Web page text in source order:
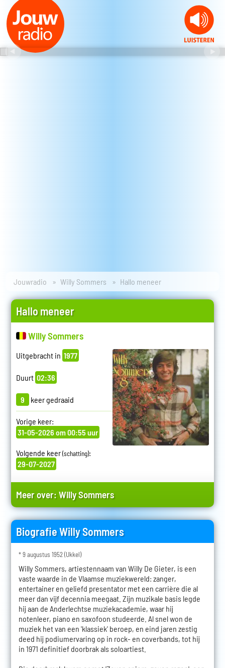
Jouwradio Willy Sommers Hallo meneer
Hallo meneer
Willy Sommers
Uitgebracht in 1977
Duurt 02:36
9 keer gedraaid
Vorige keer:
31-05-2026 om 00:55 uur
Volgende keer(schatting):
29-07-2027
Meer over:Willy Sommers
Biografie Willy Sommers
* 9 augustus 1952 (Ukkel)
Willy Sommers, artiestennaam van Willy De Gieter, is een
vaste waarde in de Vlaamse muziekwereld: zanger,
entertainer en geliefd presentator met een carrière die al
meer dan vijf decennia meegaat. Zijn muzikale basis legde
hij aan de Anderlechtse muziekacademie, waar hij
notenleer, piano en saxofoon studeerde. Al snel won de
muziek het van een 'klassiek' beroep, en eind jaren zestig
deed hij podiumervaring op in rock- en coverbands, tot hij
in 1971 definitief doorbrak als soloartiest.